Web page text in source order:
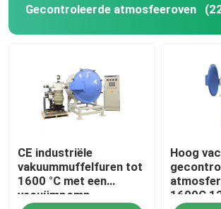
Gecontroleerde atmosfeeroven
CE industriële
vakuummuffelfuren tot
1600 °C met een
vacuümpomp
Hoog
1600C